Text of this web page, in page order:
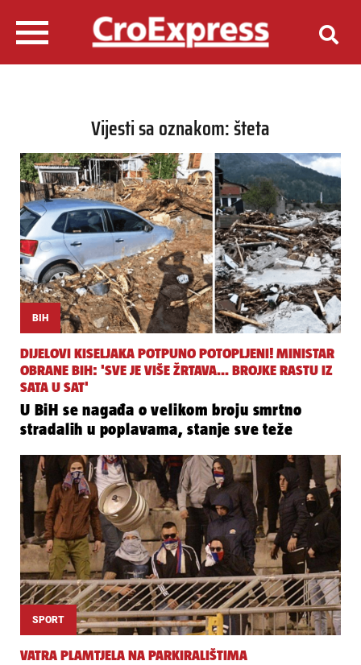
Vijesti sa oznakom: šteta
BIH
DIJELOVI KISELJAKA POTPUNO POTOPLJENI! MINISTAR
OBRANE BIH: 'SVE JE VIŠE ŽRTAVA... BROJKE RASTU IZ
SATA U SAT'
U BiH se nagađa o velikom broju smrtno
stradalih u poplavama, stanje sve teže
SPORT
VATRA PLAMTJELA NA PARKIRALIŠTIMA